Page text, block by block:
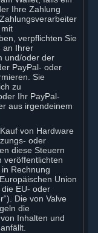
Ihre Zahlung
verpflichten Sie
an Ihrer
und/oder der
PayPal- oder
Sie
zu
Ihr PayPal-
aus irgendeinem
von Hardware
oder
diese Steuern
veröffentlichten
Rechnung
Union
die EU- oder
Die von Valve
die
Inhalten und